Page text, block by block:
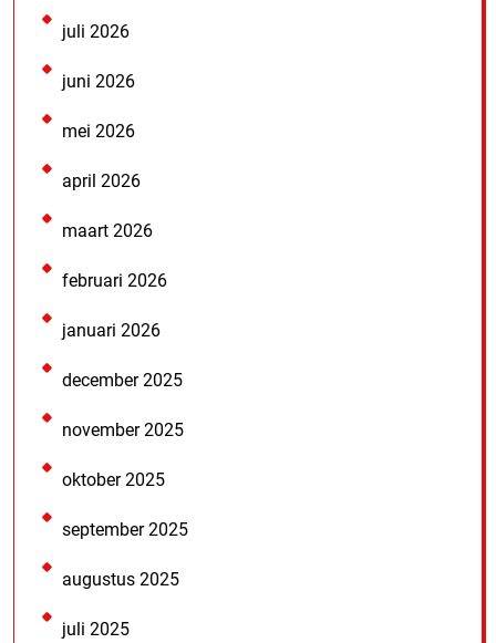
juli 2026
juni 2026
mei 2026
april 2026
maart 2026
februari 2026
januari 2026
december 2025
november 2025
oktober 2025
september 2025
augustus 2025
juli 2025